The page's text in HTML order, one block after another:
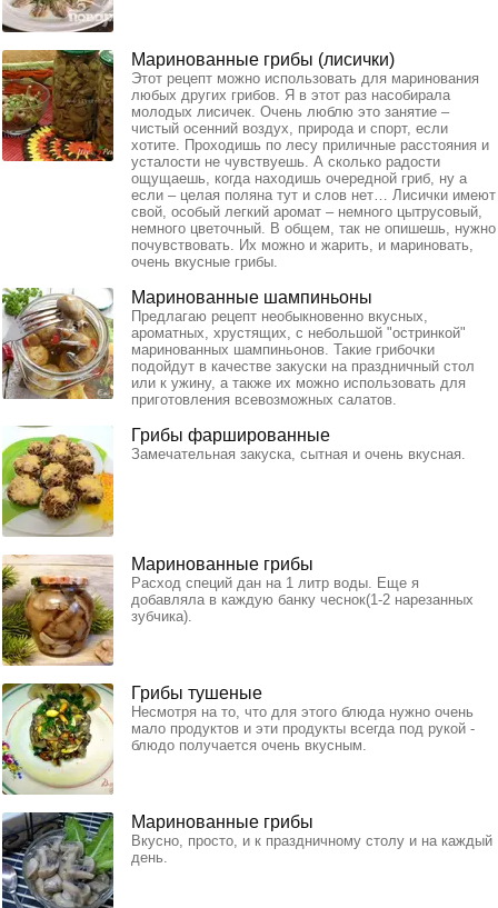
Маринованные грибы (лисички)
Этот рецепт можно использовать для маринования
любых других грибов. Я в этот раз насобирала
молодых лисичек. Очень люблю это занятие –
чистый осенний воздух, природа и спорт, если
хотите. Проходишь по лесу приличные расстояния и
усталости не чувствуешь. А сколько радости
ощущаешь, когда находишь очередной гриб, ну а
если – целая поляна тут и слов нет… Лисички имеют
свой, особый легкий аромат – немного цытрусовый,
немного цветочный. В общем, так не опишешь, нужно
почувствовать. Их можно и жарить, и мариновать,
очень вкусные грибы.
Маринованные шампиньоны
Предлагаю рецепт необыкновенно вкусных,
ароматных, хрустящих, с небольшой "остринкой"
маринованных шампиньонов. Такие грибочки
подойдут в качестве закуски на праздничный стол
или к ужину, а также их можно использовать для
приготовления всевозможных салатов.
Грибы фаршированные
Замечательная закуска, сытная и очень вкусная.
Маринованные грибы
Расход специй дан на 1 литр воды. Еще я
добавляла в каждую банку чеснок(1-2 нарезанных
зубчика).
Грибы тушеные
Несмотря на то, что для этого блюда нужно очень
мало продуктов и эти продукты всегда под рукой -
блюдо получается очень вкусным.
Маринованные грибы
Вкусно, просто, и к праздничному столу и на каждый
день.